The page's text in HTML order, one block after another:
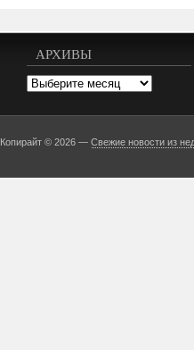
АРХИВЫ
Архивы
Копирайт © 2026 —Свежие новости из